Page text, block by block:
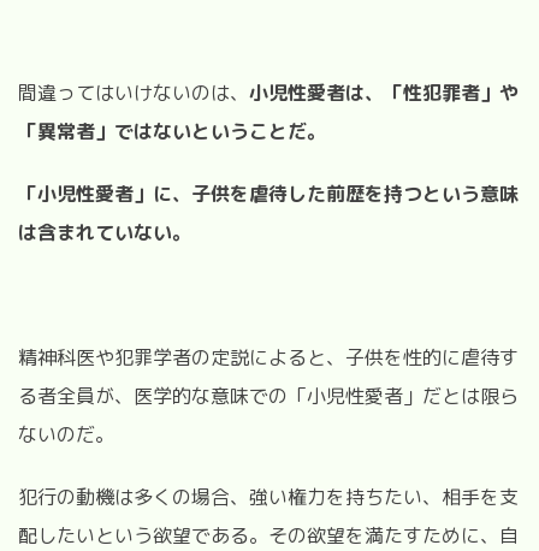
間違ってはいけないのは、 小児性愛者は、「性犯罪者」や
「異常者」ではないということだ。
「小児性愛者」に、子供を虐待した前歴を持つという意味
は含まれていない。
精神科医や犯罪学者の定説によると、子供を性的に虐待す
る者全員が、医学的な意味での「小児性愛者」だとは限ら
ないのだ。
犯行の動機は多くの場合、強い権力を持ちたい、相手を支
配したいという欲望である。その欲望を満たすために、自